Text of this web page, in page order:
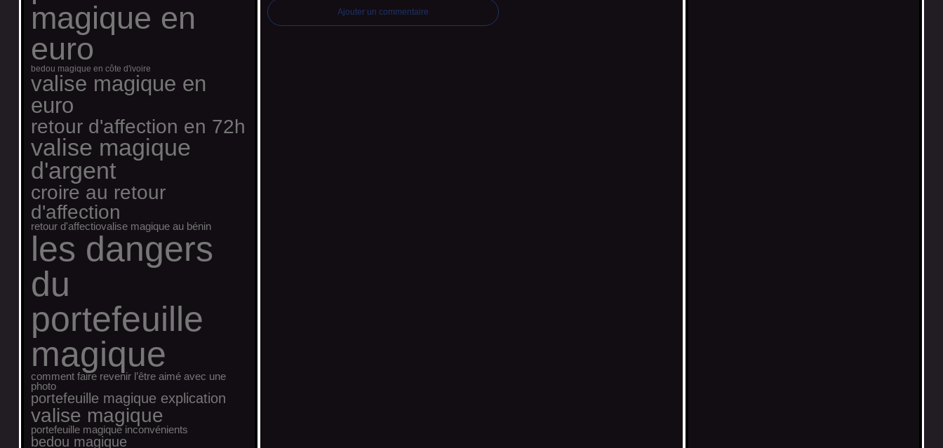
magique en
euro
bedou magique en côte d'ivoire
valise magique en
euro
retour d'affection en 72h
valise magique
d'argent
croire au retour
d'affection
retour d'affectiovalise magique au bénin
les dangers
du
portefeuille
magique
comment faire revenir l’être aimé avec une
photo
portefeuille magique explication
valise magique
portefeuille magique inconvénients
bedou magique
Ajouter un commentaire